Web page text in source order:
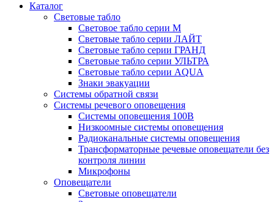
Каталог
Световые табло
Световое табло серии М
Световые табло серии ЛАЙТ
Световые табло серии ГРАНД
Световые табло серии УЛЬТРА
Световые табло серии AQUA
Знаки эвакуации
Системы обратной связи
Системы речевого оповещения
Системы оповещения 100В
Низкоомные системы оповещения
Радиоканальные системы оповещения
Трансформаторные речевые оповещатели без
контроля линии
Микрофоны
Оповещатели
Световые оповещатели